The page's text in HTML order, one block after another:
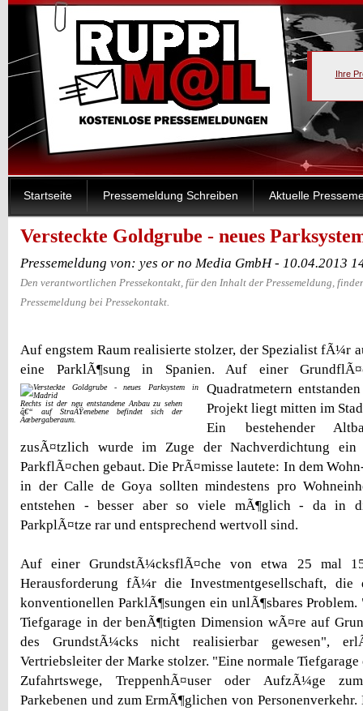
Ihre
Startseite Pressemeldung Schreiben Aktuelle
Versteckte Goldgrube - neues
Pressemeldung von: yes or no Media GmbH - 10.04.2013
Den verantwortlichen Pressekontakt, für den Inhalt der Pressemeldung,
Pressemeldung bei Pressekontakt.
Auf engstem Raum realisierte stolzer, der Spezialist fÃ¼r
eine ParklÃ¶sung in Spanien. Auf einer
Quadratmetern
Rechts ist der neu entstandene Anbau zu sehen
â€“ auf StraÃŸenebene befindet sich der
Ãœbergaberaum.
Projekt liegt mitten im
Ein bestehender
zusÃ¤tzlich wurde im Zuge der Nachverdichtung ein
ParkflÃ¤chen gebaut. Die PrÃ¤misse lautete: In dem
in der Calle de Goya sollten mindestens pro
entstehen - besser aber so viele mÃ¶glich - da in
ParkplÃ¤tze rar und entsprechend wertvoll sind.
Auf einer GrundstÃ¼cksflÃ¤che von etwa 25 mal
Herausforderung fÃ¼r die Investmentgesellschaft,
konventionellen ParklÃ¶sungen ein unlÃ¶sbares
Tiefgarage in der benÃ¶tigten Dimension wÃ¤re auf
des GrundstÃ¼cks nicht realisierbar gewesen",
Vertriebsleiter der Marke stolzer. "Eine normale
Zufahrtswege, TreppenhÃ¤user oder AufzÃ¼ge
Parkebenen und zum ErmÃ¶glichen von